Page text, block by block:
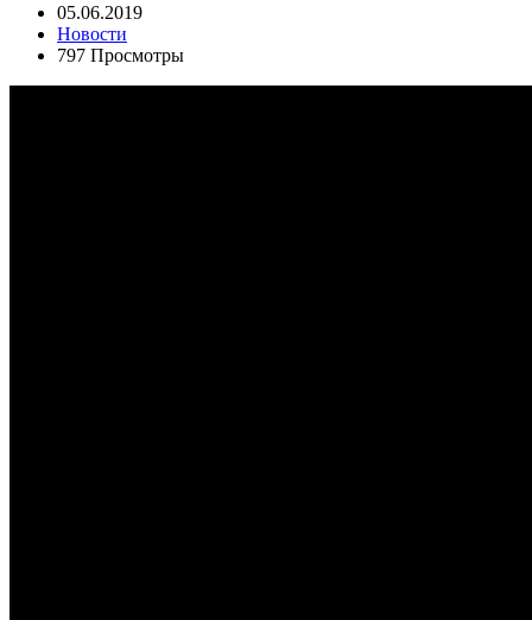
05.06.2019
Новости
797 Просмотры